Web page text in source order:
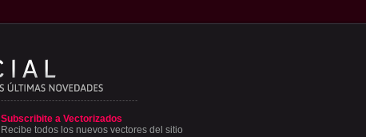
Subscribite a Vectorizados
Recibe todos los nuevos vectores del sitio